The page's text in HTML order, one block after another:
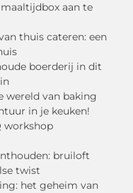
aan te
thuis cateren: een
boerderij in dit
wereld van baking
in je keuken!
workshop
bruiloft
twist
het geheim van